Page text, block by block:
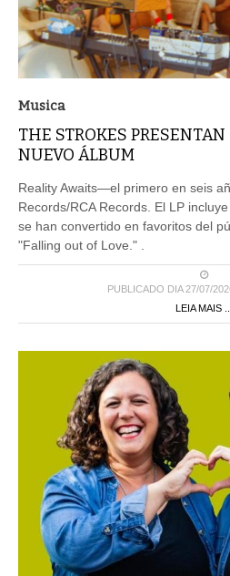
Musica
THE STROKES
NUEVO ÁLBUM
Reality Awaits—el primero en seis
Records/RCA Records. El LP
se han convertido en favoritos del
"Falling out of Love." .
PUBLICADO DIA 27/07/
LEIA MAIS ...